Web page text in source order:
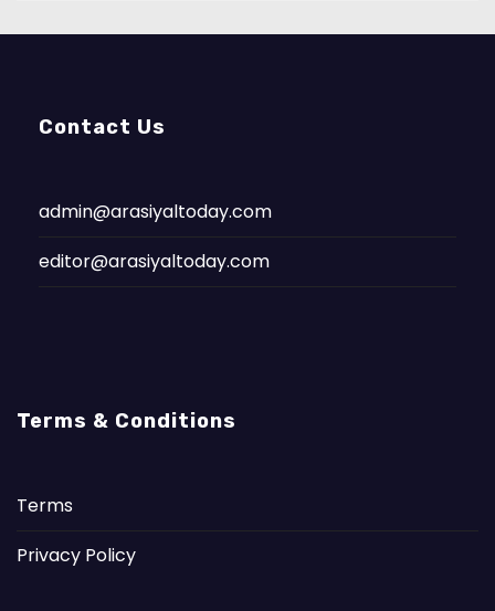
Contact Us
admin@arasiyaltoday.com
editor@arasiyaltoday.com
Terms & Conditions
Terms
Privacy Policy